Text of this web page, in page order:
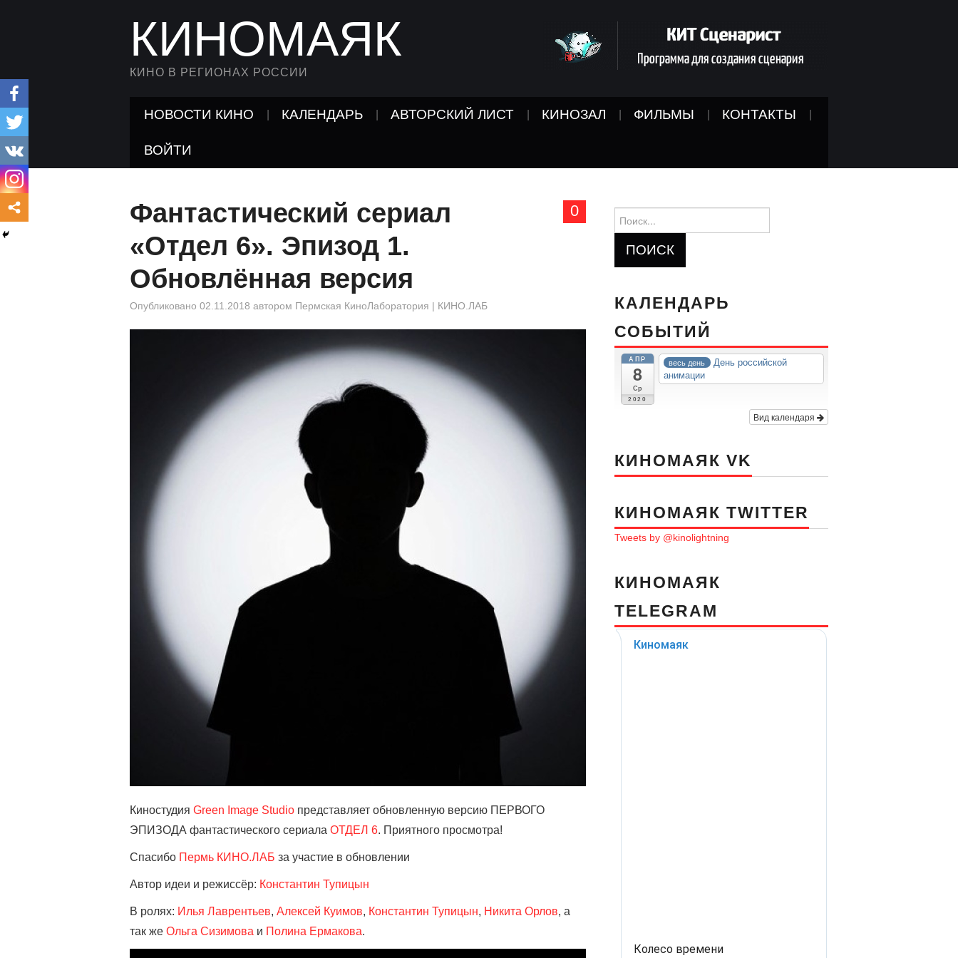
КИНОМАЯК
КИНО В РЕГИОНАХ РОССИИ
НОВОСТИ КИНО КАЛЕНДАРЬ АВТОРСКИЙ ЛИСТ КИНОЗАЛ ФИЛЬМЫ КОНТАКТЫ
ВОЙТИ
0
Фантастический сериал
«Отдел 6». Эпизод 1.
Обновлённая версия
Опубликовано 02.11.2018 автором Пермская КиноЛаборатория | КИНО.ЛАБ
Киностудия Green Image Studio представляет обновленную версию ПЕРВОГО
ЭПИЗОДА фантастического сериала ОТДЕЛ 6. Приятного просмотра!
Спасибо Пермь КИНО.ЛАБ за участие в обновлении
Автор идеи и режиссёр: Константин Тупицын
В ролях: Илья Лаврентьев, Алексей Куимов, Константин Тупицын, Никита Орлов, а
так же Ольга Сизимова и Полина Ермакова.
КАЛЕНДАРЬ
СОБЫТИЙ
АПР
8
Ср
2020
весь день
День российской
анимации
Вид календаря
КИНОМАЯК VK
КИНОМАЯК TWITTER
Tweets by @kinolightning
КИНОМАЯК
TELEGRAM